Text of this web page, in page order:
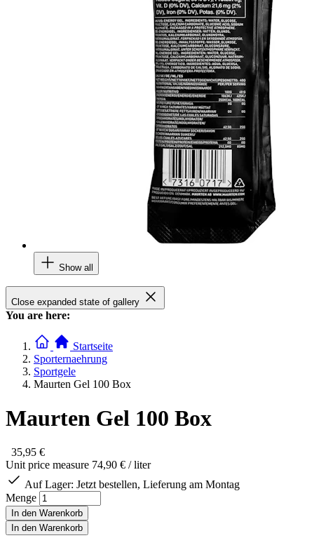
Show all
Close expanded state of gallery
You are here:
Startseite
Sporternaehrung
Sportgele
Maurten Gel 100 Box
Maurten Gel 100 Box
35,95 €
Unit price measure 74,90 € / liter
Auf Lager: Jetzt bestellen, Lieferung am Montag
Menge
In den Warenkorb
In den Warenkorb